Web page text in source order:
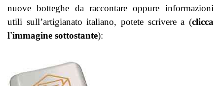
nuove botteghe da raccontare oppure informazioni
utili sull’artigianato italiano, potete scrivere a (clicca
l'immagine sottostante):